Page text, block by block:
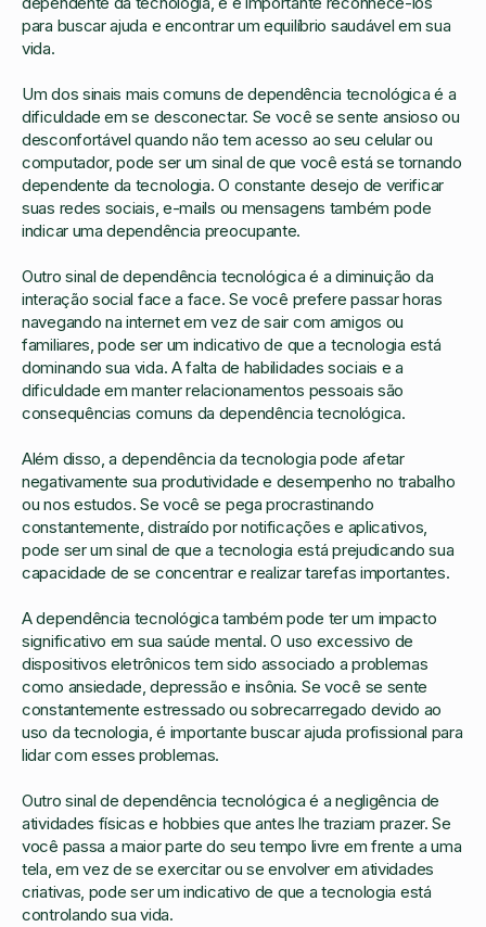
para buscar ajuda e encontrar um equilíbrio saudável em sua
vida.
Um dos sinais mais comuns de dependência tecnológica é a
dificuldade em se desconectar. Se você se sente ansioso ou
desconfortável quando não tem acesso ao seu celular ou
computador, pode ser um sinal de que você está se tornando
dependente da tecnologia. O constante desejo de verificar
suas redes sociais, e-mails ou mensagens também pode
indicar uma dependência preocupante.
Outro sinal de dependência tecnológica é a diminuição da
interação social face a face. Se você prefere passar horas
navegando na internet em vez de sair com amigos ou
familiares, pode ser um indicativo de que a tecnologia está
dominando sua vida. A falta de habilidades sociais e a
dificuldade em manter relacionamentos pessoais são
consequências comuns da dependência tecnológica.
Além disso, a dependência da tecnologia pode afetar
negativamente sua produtividade e desempenho no trabalho
ou nos estudos. Se você se pega procrastinando
constantemente, distraído por notificações e aplicativos,
pode ser um sinal de que a tecnologia está prejudicando sua
capacidade de se concentrar e realizar tarefas importantes.
A dependência tecnológica também pode ter um impacto
significativo em sua saúde mental. O uso excessivo de
dispositivos eletrônicos tem sido associado a problemas
como ansiedade, depressão e insônia. Se você se sente
constantemente estressado ou sobrecarregado devido ao
uso da tecnologia, é importante buscar ajuda profissional para
lidar com esses problemas.
Outro sinal de dependência tecnológica é a negligência de
atividades físicas e hobbies que antes lhe traziam prazer. Se
você passa a maior parte do seu tempo livre em frente a uma
tela, em vez de se exercitar ou se envolver em atividades
criativas, pode ser um indicativo de que a tecnologia está
controlando sua vida.